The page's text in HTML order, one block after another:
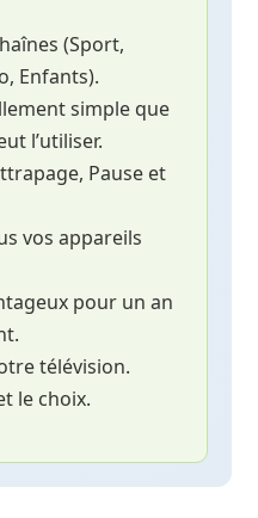
(Sport,
Enfants).
simple que
l’utiliser.
Pause et
vos appareils
pour un an
télévision.
le choix.